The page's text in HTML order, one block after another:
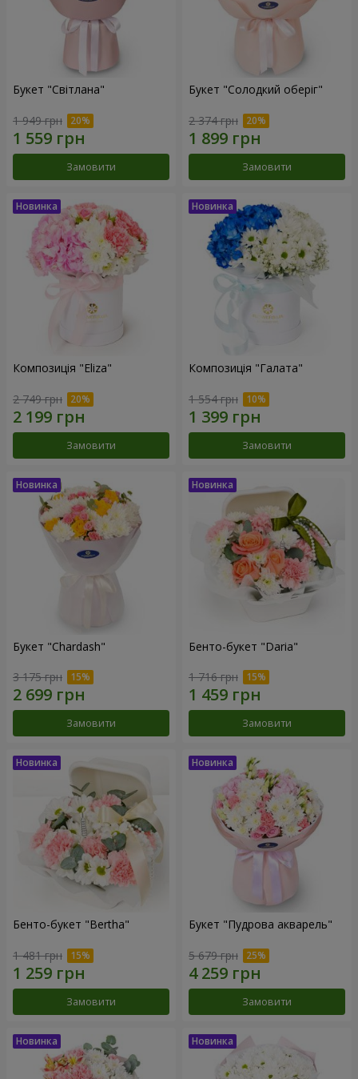
Букет "Світлана"
1 949 грн
Замовити
Букет "Солодкий оберіг"
2 374 грн
Замовити
Композиція "Eliza"
2 749 грн
Замовити
Композиція "Галата"
1 554 грн
Замовити
Букет "Chardash"
3 175 грн
Замовити
Бенто-букет "Daria"
1 716 грн
Замовити
Бенто-букет "Bertha"
1 481 грн
Замовити
Букет "Пудрова акварель"
5 679 грн
Замовити